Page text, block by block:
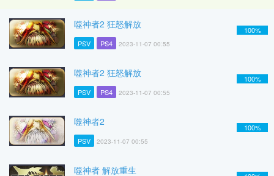
噬神者2 狂怒解放
PSV PS4 2023-11-07 00:55
100%
噬神者2 狂怒解放
PSV PS4 2023-11-07 00:55
100%
噬神者2
PSV 2023-11-07 00:55
100%
噬神者 解放重生